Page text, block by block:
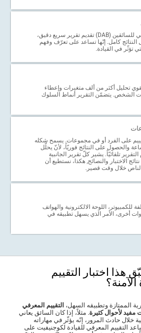
يسمح التقييم المعرفي للسائقين (DAB) تقديم تقرير سريع دقيق،
النتائج كامل. إنّها تساعد على تعرّف وفهم
تؤثّر في القيادة.
تحليل أكثر من ألف متغيرات وإعطاء
الشخص. يتضمّن التقرير أنماط السلوك
على الفرد أو في مجموعات. يسمح شكله
والحصول على النتائج فوريّاً، لأنّ يحلّل
التقرير تلقائيّاً. يشير كلّ تقرير الجانبية
الاختبار والنصائح, هكذا، نستطيع أن
خلال وقت قصير.
تقييم القيادة في 19 لفة للكمبيوتر، اللوحة الالكترونية والهواتف
أخرى، الأمر الذي يسهل تطبيقه في
اختبار التقييم
الآمنة؟
الممتازة وتطبيقه السهل، التقييم المعرفي
. مثلاً، إذا كان السائق يعاني
خلال حادث المرور، إنّه يؤثّر في مهاراته
التقييم المعرفي للقيادة لكوجنيفيت على